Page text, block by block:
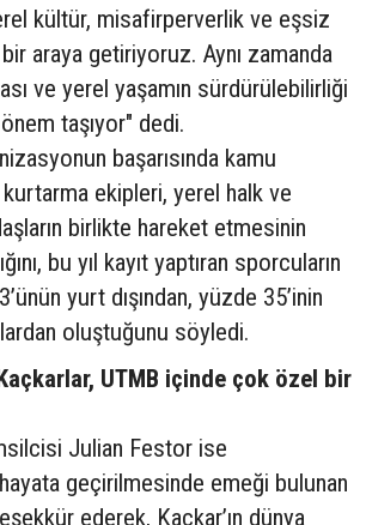
kültür, misafirperverlik ve eşsiz
araya getiriyoruz. Aynı zamanda
ve yerel yaşamın sürdürülebilirliği
taşıyor" dedi.
başarısında kamu
kurtarma ekipleri, yerel halk ve
birlikte hareket etmesinin
bu yıl kayıt yaptıran sporcuların
yurt dışından, yüzde 35’inin
oluştuğunu söyledi.
UTMB içinde çok özel bir
Julian Festor ise
geçirilmesinde emeği bulunan
ederek, Kaçkar’ın dünya